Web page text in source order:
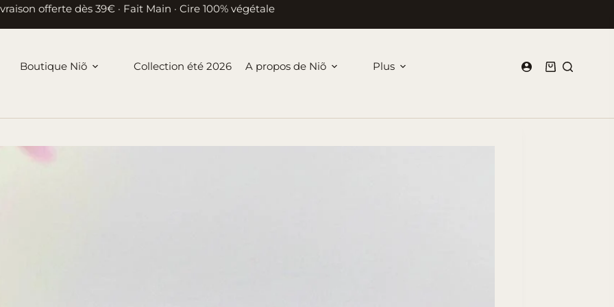
offerte dès 39€ · Fait Main · Cire 100% végétale
Boutique Niõ Collection été 2026 A propos de Niõ Plus
Panier